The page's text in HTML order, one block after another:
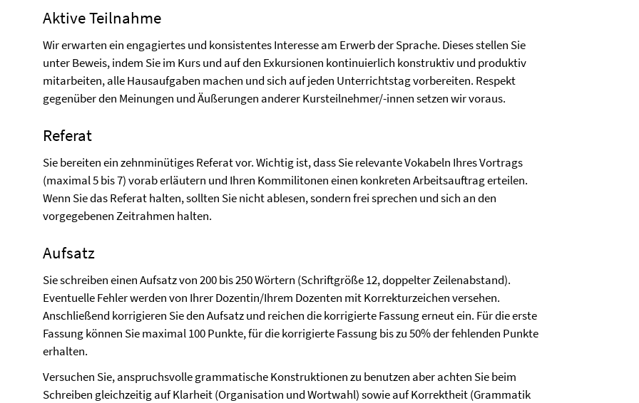
Aktive Teilnahme
Wir erwarten ein engagiertes und konsistentes Interesse am Erwerb der Sprache. Dieses stellen Sie
unter Beweis, indem Sie im Kurs und auf den Exkursionen kontinuierlich konstruktiv und produktiv
mitarbeiten, alle Hausaufgaben machen und sich auf jeden Unterrichtstag vorbereiten. Respekt
gegenüber den Meinungen und Äußerungen anderer Kursteilnehmer/-innen setzen wir voraus.
Referat
Sie bereiten ein zehnminütiges Referat vor. Wichtig ist, dass Sie relevante Vokabeln Ihres Vortrags
(maximal 5 bis 7) vorab erläutern und Ihren Kommilitonen einen konkreten Arbeitsauftrag erteilen.
Wenn Sie das Referat halten, sollten Sie nicht ablesen, sondern frei sprechen und sich an den
vorgegebenen Zeitrahmen halten.
Aufsatz
Sie schreiben einen Aufsatz von 200 bis 250 Wörtern (Schriftgröße12, doppelter Zeilenabstand).
Eventuelle Fehler werden von Ihrer Dozentin/Ihrem Dozenten mit Korrekturzeichen versehen.
Anschließend korrigieren Sie den Aufsatz und reichen die korrigierte Fassung erneut ein. Für die erste
Fassung können Sie maximal 100 Punkte, für die korrigierte Fassung bis zu 50% der fehlenden Punkte
erhalten.
Versuchen Sie, anspruchsvolle grammatische Konstruktionen zu benutzen aber achten Sie beim
Schreiben gleichzeitig auf Klarheit (Organisation und Wortwahl) sowie auf Korrektheit (Grammatik